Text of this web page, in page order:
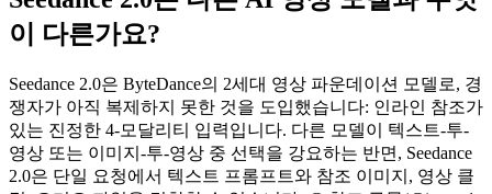
이 다른가요?
Seedance 2.0은 ByteDance의 2세대 영상 파운데이션 모델로, 경
쟁자가 아직 복제하지 못한 것을 도입했습니다: 인라인 참조가
있는 진정한 4-모달리티 입력입니다. 다른 모델이 텍스트-투-
영상 또는 이미지-투-영상 중 선택을 강요하는 반면, Seedance
2.0은 단일 요청에서 텍스트 프롬프트와 참조 이미지, 영상 클